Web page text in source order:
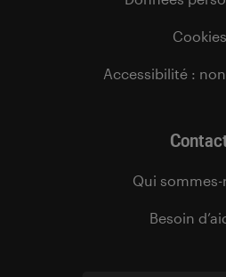
Cookies
Accessibilité :
Qui sommes-
Besoin